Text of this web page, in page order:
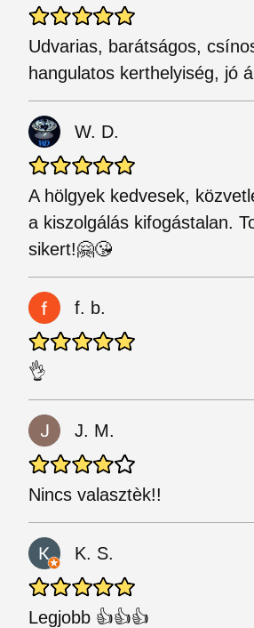
Udvarias, barátságos,
hangulatos kerthelyiség, jó
W. D.
A hölgyek kedvesek,
a kiszolgálás kifogástalan.
sikert!🤗😘
f. b.
👌
J. M.
Nincs valasztèk!!
K. S.
Legjobb 👍👍👍